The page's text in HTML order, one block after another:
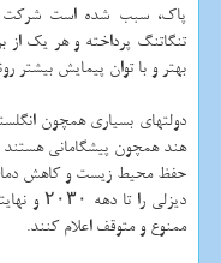
پاك، سبب شده است شركت
تنگاتنگ پرداخته و هر یك از
بهتر و با توان پیمایش بیشتر
دولتهای بسیاری همچون
هند همچون پیشگامانی هستند
حفظ محیط زیست و كاهش
ممنوع و متوقف اعلام كنند.